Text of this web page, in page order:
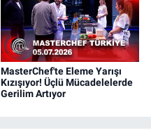
MasterChef'te Eleme Yarışı
Kızışıyor! Üçlü Mücadelelerde
Gerilim Artıyor